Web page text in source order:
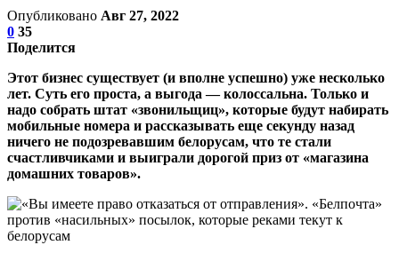
Опубликовано Авг 27, 2022
0 35
Поделится
Этот бизнес существует (и вполне успешно) уже несколько
лет. Суть его проста, а выгода — колоссальна. Только и
надо собрать штат «звонильщиц», которые будут набирать
мобильные номера и рассказывать еще секунду назад
ничего не подозревавшим белорусам, что те стали
счастливчиками и выиграли дорогой приз от «магазина
домашних товаров».